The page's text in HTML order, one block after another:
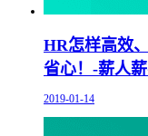
HR怎样高效
省心！-薪人
2019-01-14